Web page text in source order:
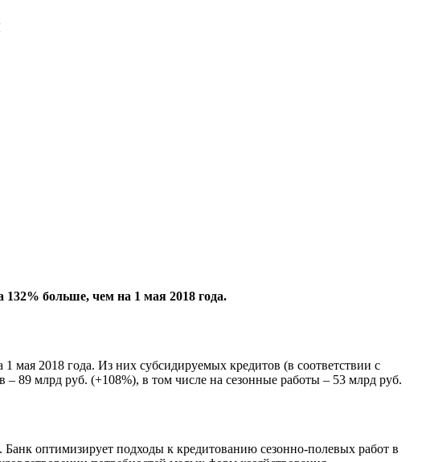
больше, чем на 1 мая 2018 года.
2018 года. Из них субсидируемых кредитов (в соответствии с
89 млрд руб. (+108%), в том числе на сезонные работы – 53 млрд руб.
оптимизирует подходы к кредитованию сезонно-полевых работ в